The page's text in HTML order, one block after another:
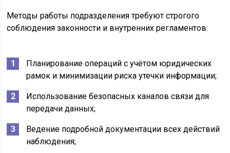
Методы работы подразделения требуют строгого
соблюдения законности и внутренних регламентов:
Планирование операций с учётом юридических
рамок и минимизации риска утечки информации;
Использование безопасных каналов связи для
передачи данных;
Ведение подробной документации всех действий
наблюдения;